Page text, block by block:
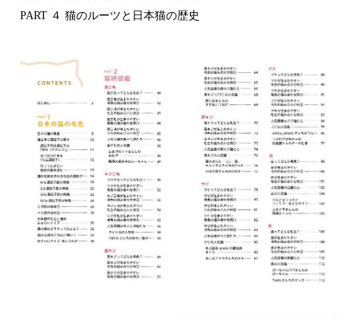
PART ４ 猫のルーツと日本猫の歴史